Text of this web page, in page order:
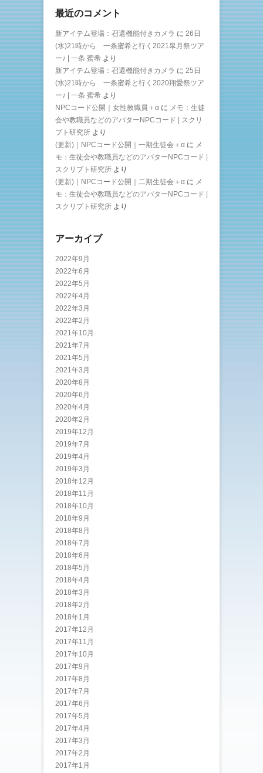
最近のコメント
新アイテム登場：召還機能付きカメラ に 26日
(水)21時から 一条蜜希と行く2021皐月祭ツア
ー♪ | 一条 蜜希 より
新アイテム登場：召還機能付きカメラ に 25日
(水)21時から 一条蜜希と行く2020翔愛祭ツア
ー♪ | 一条 蜜希 より
NPCコード公開｜女性教職員＋α に メモ：生徒
会や教職員などのアバターNPCコード | スクリ
プト研究所 より
(更新)｜NPCコード公開｜一期生徒会＋α に メ
モ：生徒会や教職員などのアバターNPCコード |
スクリプト研究所 より
(更新)｜NPCコード公開｜二期生徒会＋α に メ
モ：生徒会や教職員などのアバターNPCコード |
スクリプト研究所 より
アーカイブ
2022年9月
2022年6月
2022年5月
2022年4月
2022年3月
2022年2月
2021年10月
2021年7月
2021年5月
2021年3月
2020年8月
2020年6月
2020年4月
2020年2月
2019年12月
2019年7月
2019年4月
2019年3月
2018年12月
2018年11月
2018年10月
2018年9月
2018年8月
2018年7月
2018年6月
2018年5月
2018年4月
2018年3月
2018年2月
2018年1月
2017年12月
2017年11月
2017年10月
2017年9月
2017年8月
2017年7月
2017年6月
2017年5月
2017年4月
2017年3月
2017年2月
2017年1月